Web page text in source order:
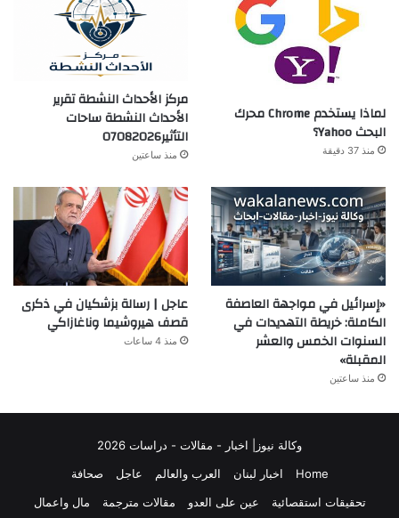
لماذا يستخدم Chrome محرك
البحث Yahoo؟
منذ 37 دقيقة
مركز الأحداث النشطة تقرير
الأحداث النشطة ساحات
التأثير07082026
منذ ساعتين
«إسرائيل في مواجهة العاصفة
الكاملة: خريطة التهديدات في
السنوات الخمس والعشر
المقبلة»
منذ ساعتين
عاجل | رسالة بزشکیان في ذکری
قصف هیروشیما وناغازاکي
منذ 4 ساعات
وكالة نيوز| اخبار - مقالات - دراسات 2026
Home
اخبار لبنان العرب والعالم عاجل
صحافة
تحقيقات استقصائية
عين على العدو مقالات مترجمة مال واعمال